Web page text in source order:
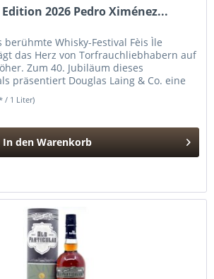
2026 Pedro Ximénez...
berühmte Whisky-Festival Fèis Ìle
das Herz von Torfrauchliebhabern auf
Zum 40. Jubiläum dieses
präsentiert Douglas Laing & Co. eine
/ 1 Liter)
In den Warenkorb